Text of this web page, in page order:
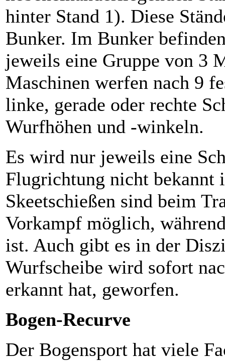
hinter Stand 1). Diese
Bunker. Im Bunker
jeweils eine Gruppe von 3
Maschinen werfen nach 9
linke, gerade oder rechte
Wurfhöhen und -winkeln.
Es wird nur jeweils eine
Flugrichtung nicht bekannt
Skeetschießen sind beim
Vorkampf möglich,
ist. Auch gibt es in der
Wurfscheibe wird sofort
erkannt hat, geworfen.
Bogen-Recurve
Der Bogensport hat viele